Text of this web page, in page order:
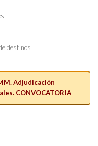
destinos
Adjudicación
CONVOCATORIA